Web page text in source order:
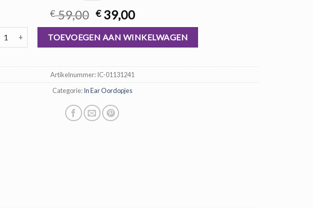
€59,00 Oorspronkelijke
prijs
was:
€ 59,00.
€39,00Huidige
prijs
is:
€ 39,00.
oordopjes aantalTOEVOEGEN AAN WINKELWAGEN
Artikelnummer:IC-01131241
Categorie:In Ear Oordopjes